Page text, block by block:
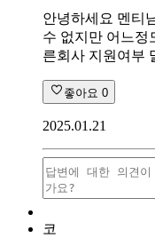
안녕하세요 멘티
수 없지만 어느정
른회사 지원여부
좋아요 0
2025.01.21
코